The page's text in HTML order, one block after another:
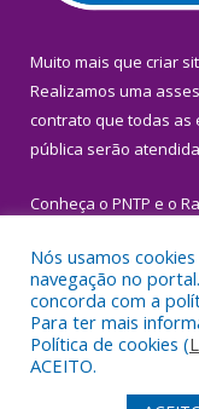
Muito mais que criar
Realizamos uma
contrato que todas as
pública serão
Conheça o PNTP e o
Todos os direitos
Nós usamos
navegação no
concorda com a
Para ter mais
Política de cookies (
ACEITO.